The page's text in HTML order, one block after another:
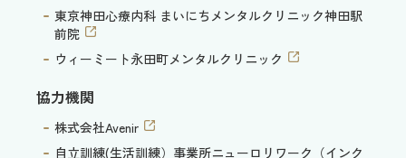
東京神田心療内科 まいにちメンタルクリニック神田駅
前院
ウィーミート永田町メンタルクリニック
協力機関
株式会社Avenir
自立訓練(生活訓練）事業所ニューロリワーク（インク